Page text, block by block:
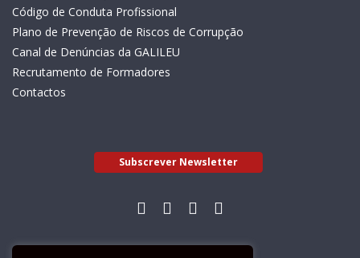
Código de Conduta Profissional
Plano de Prevenção de Riscos de Corrupção
Canal de Denúncias da GALILEU
Recrutamento de Formadores
Contactos
Subscrever Newsletter